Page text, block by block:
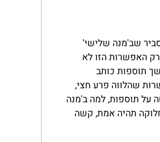
שב'מנה שלישי'
האפשרות הזו לא
תוספות כותב
שהלווה פרע חצי,
על תוספות, למה ב'מנה
תהיה אמת, קשה